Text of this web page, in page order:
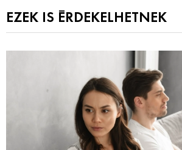
EZEK IS ÉRDEKELHETNEK